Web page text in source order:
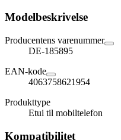
Modelbeskrivelse
Producentens varenummer
DE-185895
EAN-kode
4063758621954
Produkttype
Etui til mobiltelefon
Kompatibilitet